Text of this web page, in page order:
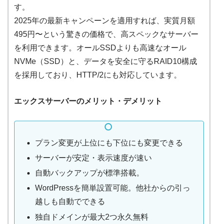
す。
2025年の最新キャンペーンを適用すれば、実質月額
495円〜という驚きの価格で、高スペックなサーバー
を利用できます。オールSSDよりも高速なオール
NVMe（SSD）と、データを安全に守るRAID10構成
を採用しており、HTTP/2にも対応しています。
エックスサーバーのメリット・デメリット
プラン変更が上位にも下位にも変更できる
サーバーが安定・表示速度が速い
自動バックアップが標準搭載。
WordPressを簡単設置可能。他社からの引っ
越しも自動でできる
独自ドメインが最大2つ永久無料